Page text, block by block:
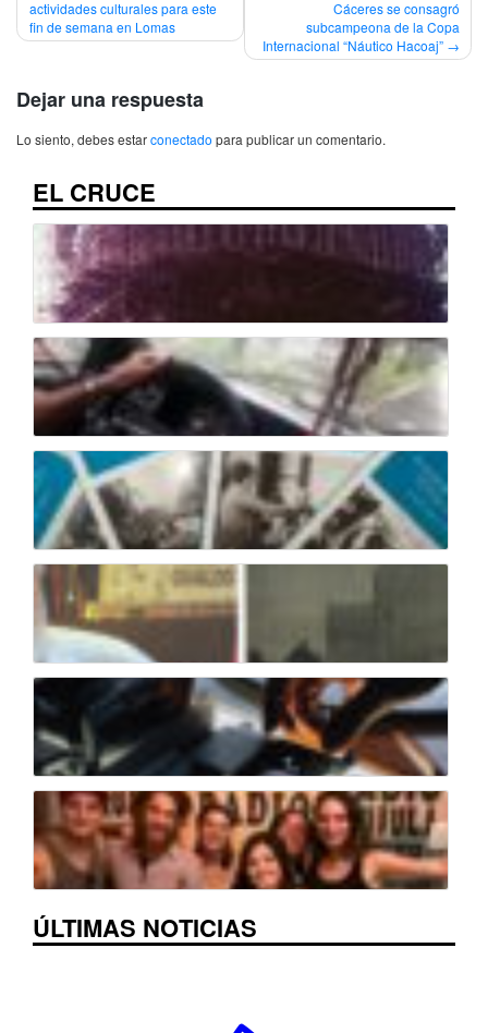
deactividades culturales para este
fin de semana en Lomas
Cáceres se consagró
subcampeona de la Copa
Internacional “Náutico Hacoaj”
Dejar una respuesta
Lo siento, debes estarconectado para publicar un comentario.
EL CRUCE
ÚLTIMAS NOTICIAS